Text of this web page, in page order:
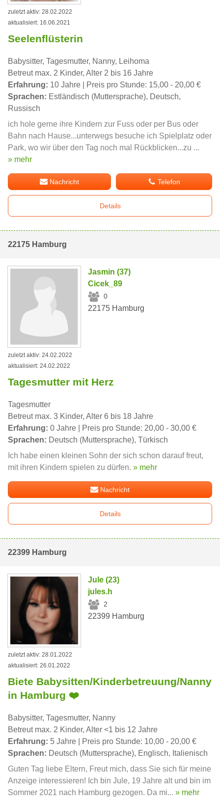
zuletzt aktiv: 28.02.2022
aktualisiert: 16.06.2021
Seelenflüsterin
Babysitter, Tagesmutter, Nanny, Leihoma
Betreut max. 2 Kinder, Alter 2 bis 16 Jahre
Erfahrung: 10 Jahre | Preis pro Stunde: 15,00 - 20,00 €
Sprachen: Estländisch (Muttersprache), Deutsch,
Russisch
ich hole gerne ihre Kindern zur Fuss oder per Bus oder
Bahn nach Hause...unterwegs besuche ich Spielplatz oder
Park, wo wir über den Tag noch mal Rückblicken...zu ...
» mehr
Nachricht Telefon
Details
22175 Hamburg
Jasmin (37)
Cicek_89
0
22175 Hamburg
zuletzt aktiv: 24.02.2022
aktualisiert: 24.02.2022
Tagesmutter mit Herz
Tagesmutter
Betreut max. 3 Kinder, Alter 6 bis 18 Jahre
Erfahrung: 0 Jahre | Preis pro Stunde: 20,00 - 30,00 €
Sprachen: Deutsch (Muttersprache), Türkisch
Ich habe einen kleinen Sohn der sich schon darauf freut,
mit ihren Kindern spielen zu dürfen. » mehr
Nachricht
Details
22399 Hamburg
Jule (23)
jules.h
2
22399 Hamburg
zuletzt aktiv: 28.01.2022
aktualisiert: 26.01.2022
Biete Babysitten/Kinderbetreuung/Nanny
in Hamburg ❤️
Babysitter, Tagesmutter, Nanny
Betreut max. 2 Kinder, Alter <1 bis 12 Jahre
Erfahrung: 5 Jahre | Preis pro Stunde: 10,00 - 20,00 €
Sprachen: Deutsch (Muttersprache), Englisch, Italienisch
Guten Tag liebe Eltern, Freut mich, dass Sie sich für meine
Anzeige interessieren! Ich bin Jule, 19 Jahre alt und bin im
Sommer 2021 nach Hamburg gezogen. Da mi... » mehr